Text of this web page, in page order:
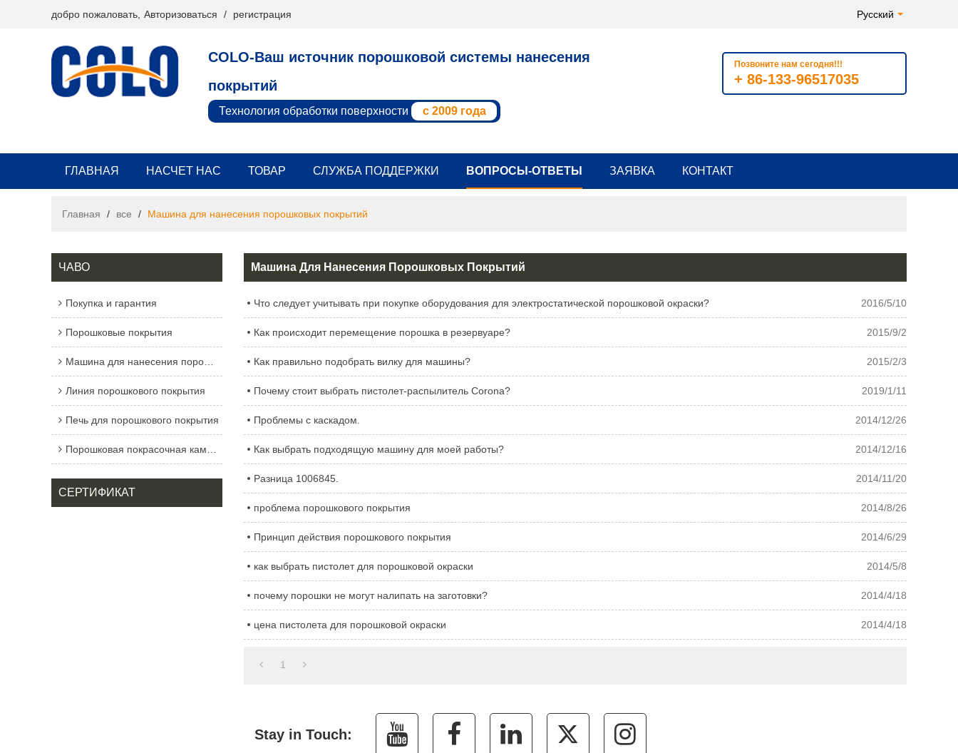
добро пожаловать, Авторизоваться / регистрация Русский
COLO-Ваш источник порошковой системы нанесения
покрытий
Технология обработки поверхности с 2009 года
Позвоните нам сегодня!!!
+ 86-133-96517035
ГЛАВНАЯ НАСЧЕТ НАС ТОВАР СЛУЖБА ПОДДЕРЖКИ ВОПРОСЫ-ОТВЕТЫ ЗАЯВКА КОНТАКТ
Главная / все / Машина для нанесения порошковых покрытий
ЧАВО
Покупка и гарантия
Порошковые покрытия
Машина для нанесения порошковых покрытий
Линия порошкового покрытия
Печь для порошкового покрытия
Порошковая покрасочная камера
СЕРТИФИКАТ
Машина Для Нанесения Порошковых Покрытий
Что следует учитывать при покупке оборудования для электростатической порошковой окраски? 2016/5/10
Как происходит перемещение порошка в резервуаре? 2015/9/2
Как правильно подобрать вилку для машины? 2015/2/3
Почему стоит выбрать пистолет-распылитель Corona? 2019/1/11
Проблемы с каскадом. 2014/12/26
Как выбрать подходящую машину для моей работы? 2014/12/16
Разница 1006845. 2014/11/20
проблема порошкового покрытия 2014/8/26
Принцип действия порошкового покрытия 2014/6/29
как выбрать пистолет для порошковой окраски 2014/5/8
почему порошки не могут налипать на заготовки? 2014/4/18
цена пистолета для порошковой окраски 2014/4/18
1